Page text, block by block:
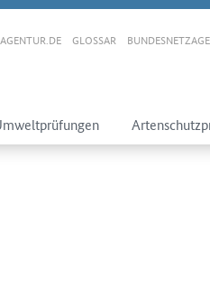
GLOSSAR